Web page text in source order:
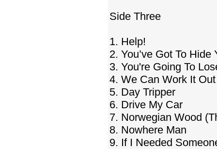
Side Three
1. Help!
2. You’ve Got To Hide
3. You're Going To
4. We Can Work It Out
5. Day Tripper
6. Drive My Car
7. Norwegian Wood
8. Nowhere Man
9. If I Needed